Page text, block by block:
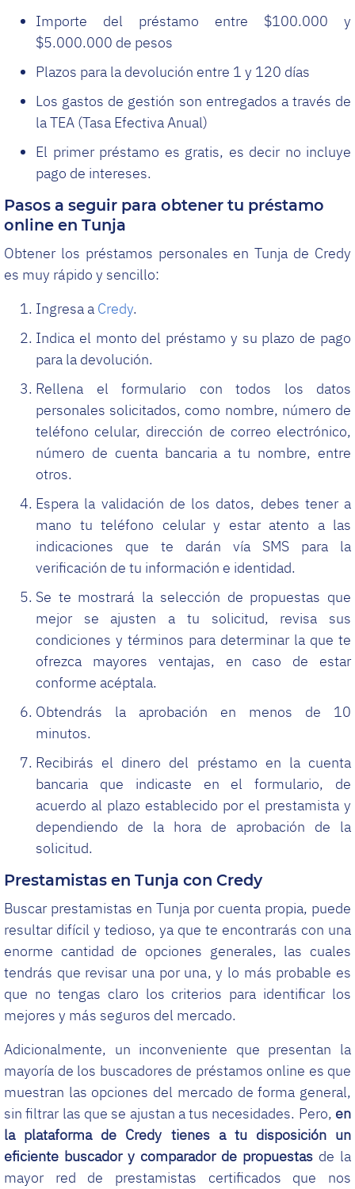
Importe del préstamo entre $100.000 y
$5.000.000 de pesos
Plazos para la devolución entre 1 y 120 días
Los gastos de gestión son entregados a través de
la TEA (Tasa Efectiva Anual)
El primer préstamo es gratis, es decir no incluye
pago de intereses.
Pasos a seguir para obtener tu préstamo
online en Tunja
Obtener los préstamos personales en Tunja de Credy
es muy rápido y sencillo:
Ingresa a Credy.
Indica el monto del préstamo y su plazo de pago
para la devolución.
Rellena el formulario con todos los datos
personales solicitados, como nombre, número de
teléfono celular, dirección de correo electrónico,
número de cuenta bancaria a tu nombre, entre
otros.
Espera la validación de los datos, debes tener a
mano tu teléfono celular y estar atento a las
indicaciones que te darán vía SMS para la
verificación de tu información e identidad.
Se te mostrará la selección de propuestas que
mejor se ajusten a tu solicitud, revisa sus
condiciones y términos para determinar la que te
ofrezca mayores ventajas, en caso de estar
conforme acéptala.
Obtendrás la aprobación en menos de 10
minutos.
Recibirás el dinero del préstamo en la cuenta
bancaria que indicaste en el formulario, de
acuerdo al plazo establecido por el prestamista y
dependiendo de la hora de aprobación de la
solicitud.
Prestamistas en Tunja con Credy
Buscar prestamistas en Tunja por cuenta propia, puede
resultar difícil y tedioso, ya que te encontrarás con una
enorme cantidad de opciones generales, las cuales
tendrás que revisar una por una, y lo más probable es
que no tengas claro los criterios para identificar los
mejores y más seguros del mercado.
Adicionalmente, un inconveniente que presentan la
mayoría de los buscadores de préstamos online es que
muestran las opciones del mercado de forma general,
sin filtrar las que se ajustan a tus necesidades. Pero, en
la plataforma de Credy tienes a tu disposición un
eficiente buscador y comparador de propuestas de la
mayor red de prestamistas certificados que nos